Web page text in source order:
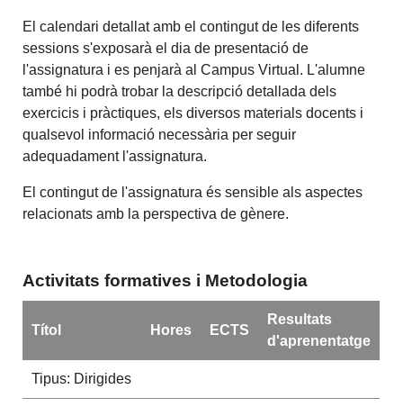
El calendari detallat amb el contingut de les diferents
sessions s'exposarà el dia de presentació de
l'assignatura i es penjarà al Campus Virtual. L'alumne
també hi podrà trobar la descripció detallada dels
exercicis i pràctiques, els diversos materials docents i
qualsevol informació necessària per seguir
adequadament l'assignatura.
El contingut de l'assignatura és sensible als aspectes
relacionats amb la perspectiva de gènere.
Activitats formatives i Metodologia
Títol Hores ECTS
Resultats
d'aprenentatge
Tipus: Dirigides